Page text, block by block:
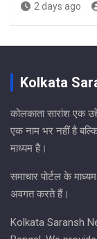
2 days ago
Kolkata
कोलकाता सारांश एक
एक नाम भर नहीं है
माध्यम है।
समाचार पोर्टल के
अवगत करते हैं।
Kolkata Saransh